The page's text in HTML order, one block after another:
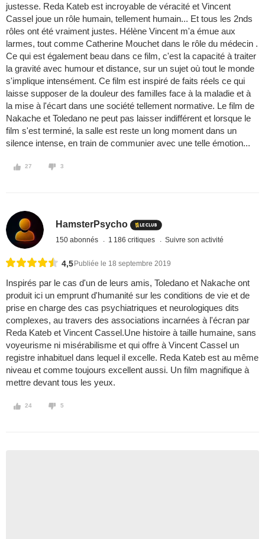
justesse. Reda Kateb est incroyable de véracité et Vincent
Cassel joue un rôle humain, tellement humain... Et tous les 2nds
rôles ont été vraiment justes. Hélène Vincent m'a émue aux
larmes, tout comme Catherine Mouchet dans le rôle du médecin .
Ce qui est également beau dans ce film, c'est la capacité à traiter
la gravité avec humour et distance, sur un sujet où tout le monde
s'implique intensément. Ce film est inspiré de faits réels ce qui
laisse supposer de la douleur des familles face à la maladie et à
la mise à l'écart dans une société tellement normative. Le film de
Nakache et Toledano ne peut pas laisser indifférent et lorsque le
film s'est terminé, la salle est reste un long moment dans un
silence intense, en train de communier avec une telle émotion...
27 3
HamsterPsycho
150 abonnés 1 186 critiques Suivre son activité
4,5 Publiée le 18 septembre 2019
Inspirés par le cas d'un de leurs amis, Toledano et Nakache ont
produit ici un emprunt d'humanité sur les conditions de vie et de
prise en charge des cas psychiatriques et neurologiques dits
complexes, au travers des associations incarnées à l'écran par
Reda Kateb et Vincent Cassel.Une histoire à taille humaine, sans
voyeurisme ni misérabilisme et qui offre à Vincent Cassel un
registre inhabituel dans lequel il excelle. Reda Kateb est au même
niveau et comme toujours excellent aussi. Un film magnifique à
mettre devant tous les yeux.
24 5